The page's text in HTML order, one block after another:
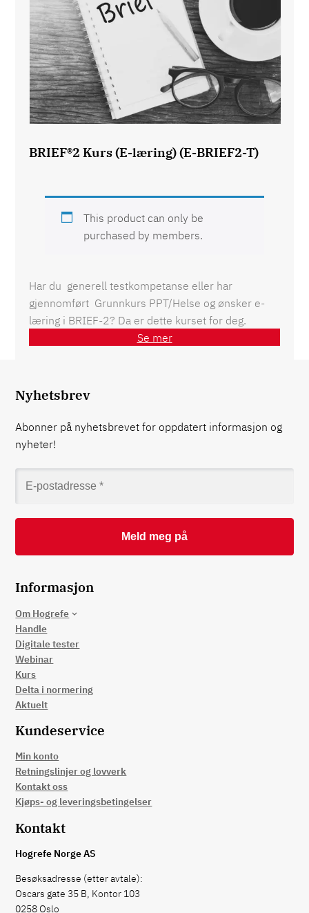
BRIEF®2 Kurs (E-læring) (E-BRIEF2-T)
This product can only be
purchased by members.
Har du generell testkompetanse eller har
gjennomført Grunnkurs PPT/Helse og ønsker e-
læring i BRIEF-2? Da er dette kurset for deg.
Se mer
Nyhetsbrev
Abonner på nyhetsbrevet for oppdatert informasjon og
nyheter!
Informasjon
Om Hogrefe
Handle
Digitale tester
Webinar
Kurs
Delta i normering
Aktuelt
Kundeservice
Min konto
Retningslinjer og lovverk
Kontakt oss
Kjøps- og leveringsbetingelser
Kontakt
Hogrefe Norge AS
Besøksadresse (etter avtale):
Oscars gate 35 B, Kontor 103
0258 Oslo